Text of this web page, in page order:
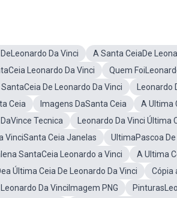
Da Vinci A Santa CeiaDe
Leonardo Da Vinci
Quem
De Leonardo Da Vinci
Leonardo
Ceia
Imagens DaSanta Ceia A Ultima
Tecnica
Leonardo Da Vinci Última
VinciSanta Ceia Janelas
UltimaPascoa
SantaCeia Leonardo a Vinci
A Ultima
Última Ceia De Leonardo Da Vinci
Cópia
Da VinciImagem PNG